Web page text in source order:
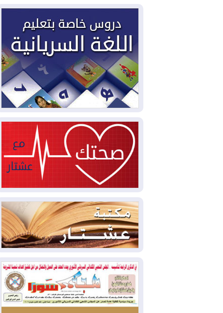
2026-08-03العراق يؤكد مجدداً التزامه
بمنع الهجمات على الدول المجاورة
2026-08-03العجز والاقتراض يطوقان
المالية العراقية.. اقتراض يتجاوز 3 تريليونات
دينار!
2026-08-03كوبا تغرق في الظلام مجددا
2026-08-03
أوامر بإجلاء 60 ألف شخص
بسبب الحرائق في ولاية واشنطن
2026-08-02
مشروع "حسابي" يُمهل
الموظفين حتى نهاية أغسطس لاستلام
بطاقاتهم المصرفية
2026-08-02دمشق وعمّان تحذران بغداد:
أي هجوم من أراضي العراق سيواجه برد
2026-08-02ترامب: الولايات المتحدة
وإسرائيل تعلقان شن ضربات على إيران
2026-08-01
تقرير: الولايات المتحدة تسحب
منظومة باتريوت الدفاعية من أربيل